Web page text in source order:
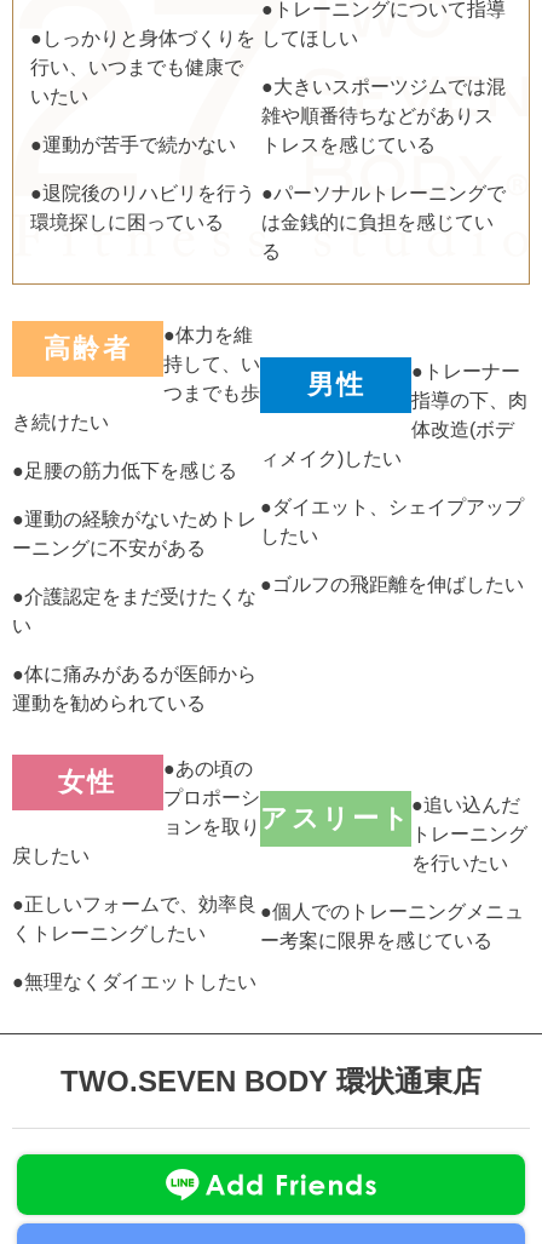
●しっかりと身体づくりを
行い、いつまでも健康で
いたい
●運動が苦手で続かない
●退院後のリハビリを行う
環境探しに困っている
●トレーニングについて指導
してほしい
●大きいスポーツジムでは混
雑や順番待ちなどがありス
トレスを感じている
●パーソナルトレーニングで
は金銭的に負担を感じてい
る
高齢者
●体力を維
持して、い
つまでも歩
き続けたい
●足腰の筋力低下を感じる
●運動の経験がないためトレ
ーニングに不安がある
●介護認定をまだ受けたくな
い
●体に痛みがあるが医師から
運動を勧められている
男性
●トレーナー
指導の下、肉
体改造(ボデ
ィメイク)したい
●ダイエット、シェイプアップ
したい
●ゴルフの飛距離を伸ばしたい
女性
●あの頃の
プロポーシ
ョンを取り
戻したい
●正しいフォームで、効率良
くトレーニングしたい
●無理なくダイエットしたい
アスリート ●追い込んだ
トレーニング
を行いたい
●個人でのトレーニングメニュ
ー考案に限界を感じている
TWO.SEVEN BODY 環状通東店